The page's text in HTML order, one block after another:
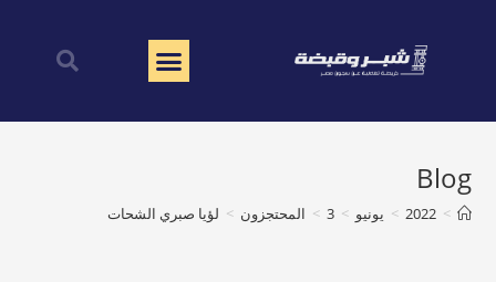
Blog
>
2022
> يونيو >
3
> المحتجزون > لؤيا صبري الشحات